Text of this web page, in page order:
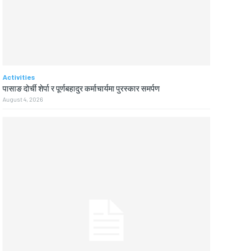
Activities
पासाङ दोर्ची शेर्पा र पूर्णबहादुर कर्माचार्यमा पुरस्कार समर्पण
August 4, 2026